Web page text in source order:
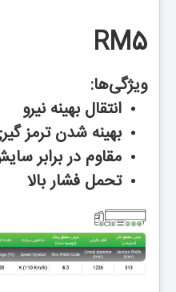
RM5
ویژگی‌ها:
انتقال بهینه نیرو
بهینه شدن ترمز
مقاوم در برابر
تحمل فشار بالا